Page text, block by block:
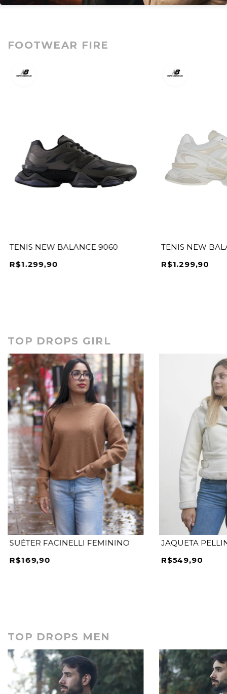
FOOTWEAR FIRE
TENIS NEW BALANCE 9060
R$1.299,90
TENIS NEW
R$1.299,90
TOP DROPS GIRL
SUÉTER FACINELLI FEMININO
R$169,90
JAQUETA
R$549,90
TOP DROPS MEN